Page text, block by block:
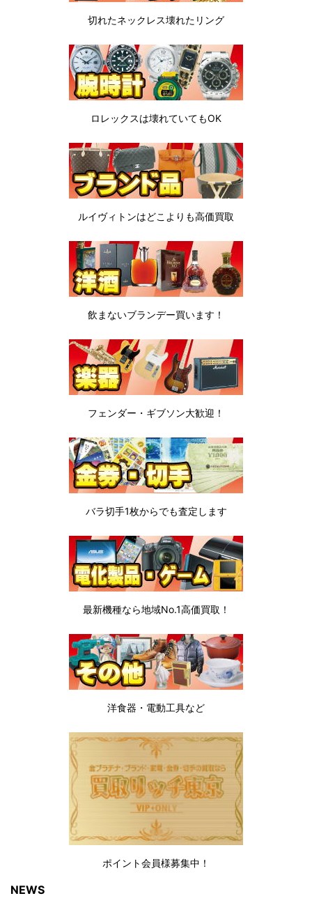
切れたネックレス壊れたリング
ロレックスは壊れていてもOK
ルイヴィトンはどこよりも高価買取
飲まないブランデー買います！
フェンダー・ギブソン大歓迎！
バラ切手1枚からでも査定します
最新機種なら地域No.1高価買取！
洋食器・電動工具など
ポイント会員様募集中！
NEWS